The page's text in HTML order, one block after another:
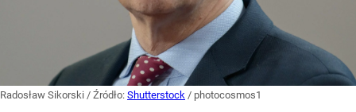
Radosław Sikorski / Źródło: Shutterstock / photocosmos1